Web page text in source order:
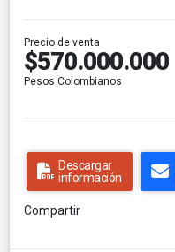
Precio de venta
$570.000.000
Pesos Colombianos
Descargar
información
Compartir